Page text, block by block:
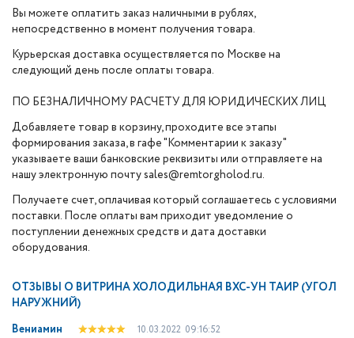
Вы можете оплатить заказ наличными в рублях,
непосредственно в момент получения товара.
Курьерская доставка осуществляется по Москве на
следующий день после оплаты товара.
ПО БЕЗНАЛИЧНОМУ РАСЧЕТУ ДЛЯ ЮРИДИЧЕСКИХ ЛИЦ
Добавляете товар в корзину, проходите все этапы
формирования заказа, в гафе "Комментарии к заказу"
указываете ваши банковские реквизиты или отправляете на
нашу электронную почту sales@remtorgholod.ru.
Получаете счет, оплачивая который соглашаетесь с условиями
поставки. После оплаты вам приходит уведомление о
поступлении денежных средств и дата доставки
оборудования.
ОТЗЫВЫ О ВИТРИНА ХОЛОДИЛЬНАЯ ВХС-УН ТАИР (УГОЛ
НАРУЖНИЙ)
Вениамин
10.03.2022 09:16:52